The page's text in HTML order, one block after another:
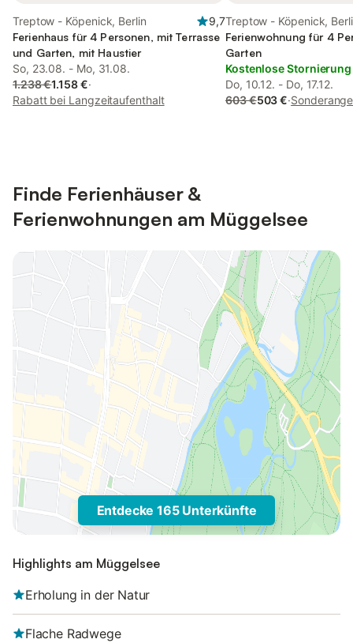
Treptow - Köpenick, Berlin
9,7
Ferienhaus für 4 Personen, mit Terrasse
und Garten, mit Haustier
So, 23.08. - Mo, 31.08.
1.238 €1.158 €·
Rabatt bei Langzeitaufenthalt
Treptow - Köpenick,
Ferienwohnung für 4
Garten
Kostenlose Stornierung
Do, 10.12. - Do, 17.12.
603 €503 €·
Finde Ferienhäuser &
Ferienwohnungen am Müggelsee
Entdecke 165 Unterkünfte
Highlights am Müggelsee
Erholung in der Natur
Flache Radwege